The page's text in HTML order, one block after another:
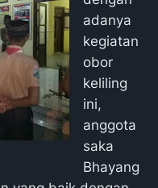
adanya
kegiatan
obor
keliling
ini,
anggota
saka
Bhayang